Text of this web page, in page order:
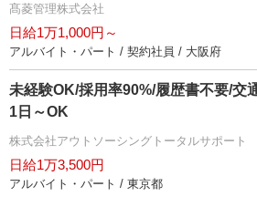
髙菱管理株式会社
日給1万1,000円～
アルバイト・パート / 契約社員 / 大阪府
未経験OK/採用率90%/履歴書不要/交
1日～OK
株式会社アウトソーシングトータルサポート
日給1万3,500円
アルバイト・パート / 東京都